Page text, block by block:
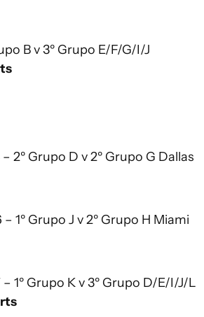
B v 3º Grupo E/F/G/I/J
2º Grupo D v 2º Grupo G Dallas
1º Grupo J v 2º Grupo H Miami
1º Grupo K v 3º Grupo D/E/I/J/L